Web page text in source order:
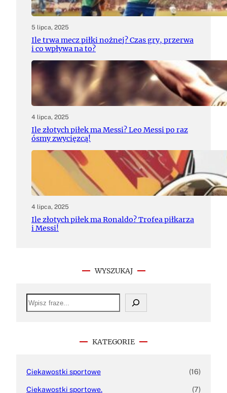
5 lipca, 2025
Ile trwa mecz piłki nożnej? Czas gry, przerwa
i co wpływa na to?
4 lipca, 2025
Ile złotych piłek ma Messi? Leo Messi po raz
ósmy zwycięzcą!
4 lipca, 2025
Ile złotych piłek ma Ronaldo? Trofea piłkarza
i Messi!
WYSZUKAJ
S
e
a
KATEGORIE
Ciekawostki sportowe (16)
Ciekawostki sportowe. (7)